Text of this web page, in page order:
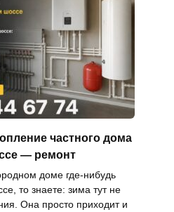
частного дома
— ремонт
доме где-нибудь
то знаете: зима тут не
Она просто приходит и